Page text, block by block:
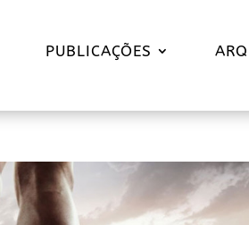
PUBLICAÇÕES